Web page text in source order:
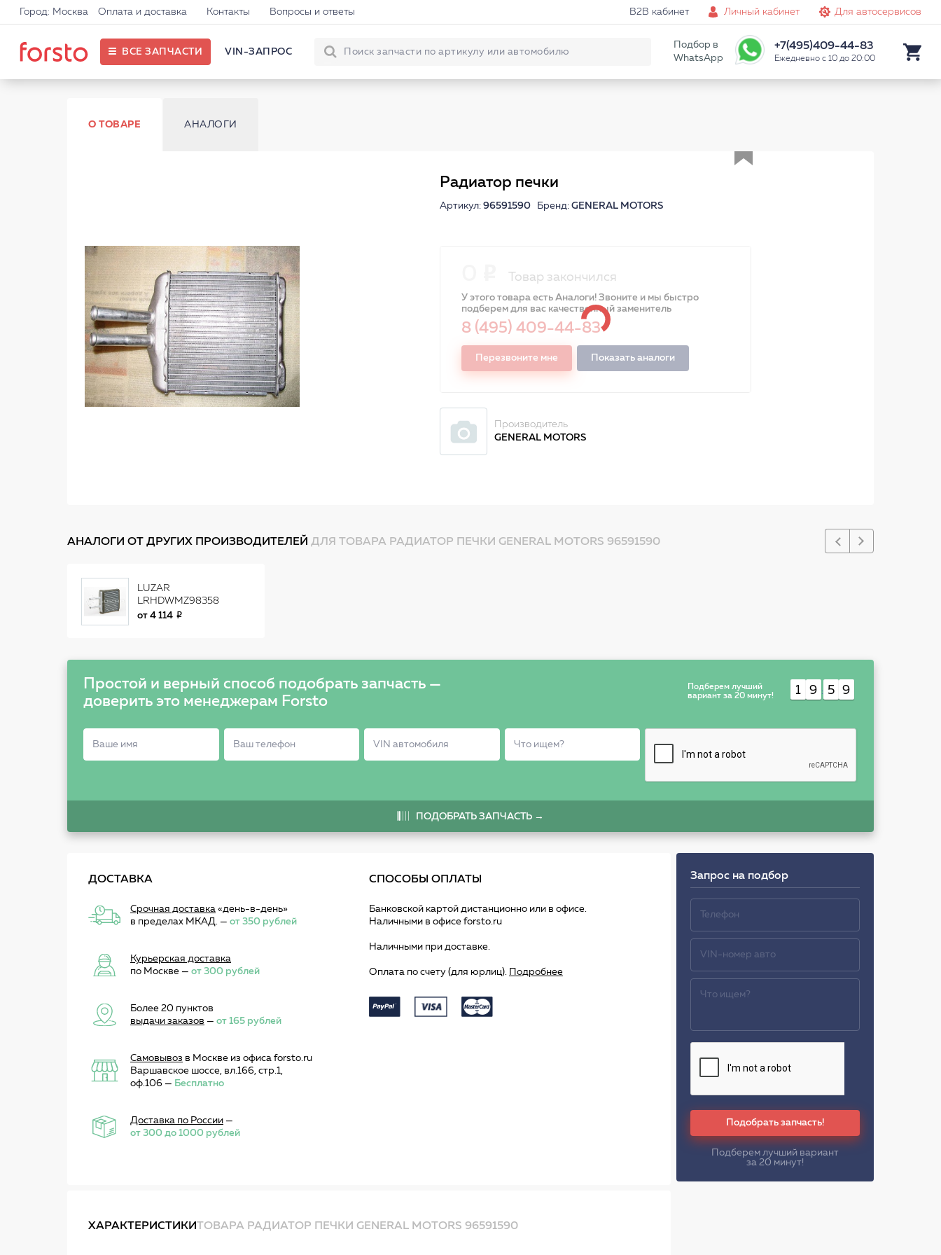
Город: Москва Оплата и доставка Контакты Вопросы и ответы B2B кабинет Личный кабинет Для автосервисов
ВСЕ ЗАПЧАСТИ VIN-ЗАПРОС
Подбор в
WhatsApp
+7(495)409-44-83
Ежедневно с 10 до 20:00
О ТОВАРЕ АНАЛОГИ
Радиатор печки
Артикул: 96591590 Бренд: GENERAL MOTORS
Товар закончился
У этого товара есть Аналоги! Звоните и мы быстро
подберем для вас качественный заменитель
8 (495) 409-44-83
Перезвоните мне Показать аналоги
Производитель
GENERAL MOTORS
АНАЛОГИ ОТ ДРУГИХ ПРОИЗВОДИТЕЛЕЙ ДЛЯ ТОВАРА РАДИАТОР ПЕЧКИ GENERAL MOTORS 96591590
LUZAR
LRHDWMZ98358
Радиатор отопителя
от 4 114
Простой и верный способ подобрать запчасть —
доверить это менеджерам Forsto
Подберем лучший
вариант за 20 минут!
1 9 : 5 9
ПОДОБРАТЬ ЗАПЧАСТЬ →
ДОСТАВКА
Срочная доставка «день-в-день»
в пределах МКАД. — от 350 рублей
Курьерская доставка
по Москве — от 300 рублей
Более 20 пунктов
выдачи заказов — от 165 рублей
Самовывоз в Москве из офиса forsto.ru
Варшавское шоссе, вл.166, стр.1,
оф.106 — Бесплатно
Доставка по России —
от 300 до 1000 рублей
СПОСОБЫ ОПЛАТЫ
Банковской картой дистанционно или в офисе.
Наличными в офисе forsto.ru
Наличными при доставке.
Оплата по счету (для юрлиц). Подробнее
ХАРАКТЕРИСТИКИТОВАРА РАДИАТОР ПЕЧКИ GENERAL MOTORS 96591590
Запрос на подбор
Подобрать запчасть!
Подберем лучший вариант
за 20 минут!